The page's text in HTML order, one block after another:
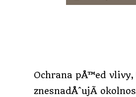
Ochrana pÅ™ed
znesnadÅˆujÃ­